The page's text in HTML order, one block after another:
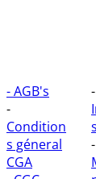
- AGB's
-
Condition
s géneral
CGA
-
-